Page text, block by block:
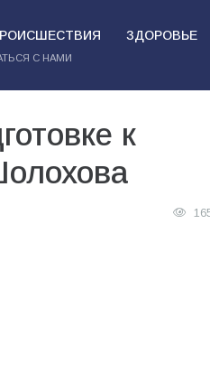
ЗДОРОВЬЕ
С НАМИ
к